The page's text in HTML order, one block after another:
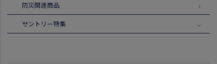
防災関連商品
サントリー特集